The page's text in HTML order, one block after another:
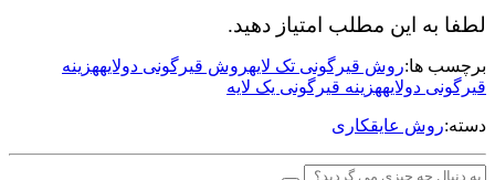
لطفا به این مطلب امتیاز دهید.
برچسب ها:روش قیرگونی تک لایهروش قیرگونی دولایههزینه
قیرگونی دولایههزینه قیرگونی یک لایه
دسته:روش عایقکاری